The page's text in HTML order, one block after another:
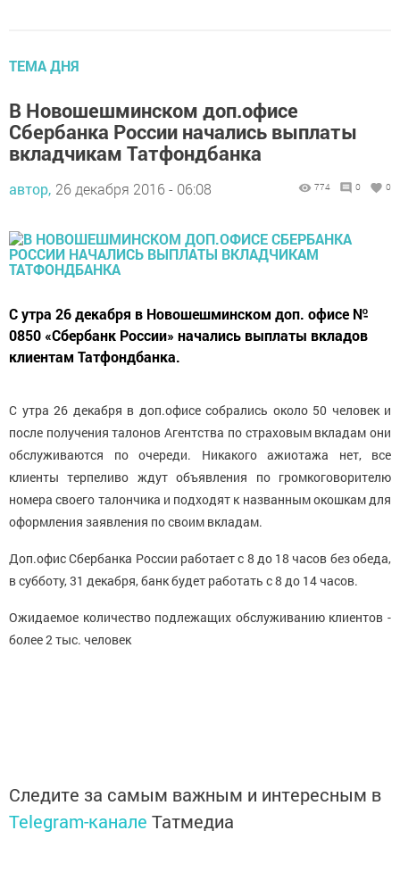
ТЕМА ДНЯ
В Новошешминском доп.офисе
Сбербанка России начались выплаты
вкладчикам Татфондбанка
автор, 26 декабря 2016 - 06:08 774 0 0
С утра 26 декабря в Новошешминском доп. офисе №
0850 «Сбербанк России» начались выплаты вкладов
клиентам Татфондбанка.
С утра 26 декабря в доп.офисе собрались около 50 человек и
после получения талонов Агентства по страховым вкладам они
обслуживаются по очереди. Никакого ажиотажа нет, все
клиенты терпеливо ждут объявления по громкоговорителю
номера своего талончика и подходят к названным окошкам для
оформления заявления по своим вкладам.
Доп.офис Сбербанка России работает с 8 до 18 часов без обеда,
в субботу, 31 декабря, банк будет работать с 8 до 14 часов.
Ожидаемое количество подлежащих обслуживанию клиентов -
более 2 тыс. человек
Следите за самым важным и интересным в
Telegram-канале Татмедиа